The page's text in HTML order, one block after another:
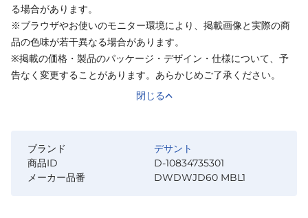
る場合があります。
※ブラウザやお使いのモニター環境により、掲載画像と実際の商
品の色味が若干異なる場合があります。
※掲載の価格・製品のパッケージ・デザイン・仕様について、予
告なく変更することがあります。あらかじめご了承ください。
閉じる
ブランド
デサント
商品ID
D-10834735301
メーカー品番
DWDWJD60 MBL1